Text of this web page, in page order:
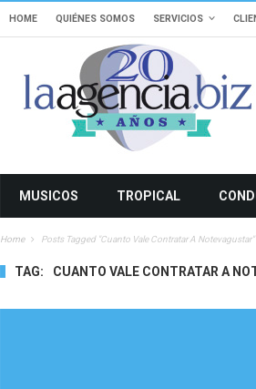
HOME QUIÉNES SOMOS SERVICIOS
MUSICOS TROPICAL
Home Posts Tagged "cuanto Vale Contratar A Notevagustar"
TAG: CUANTO VALE CONTRATAR A